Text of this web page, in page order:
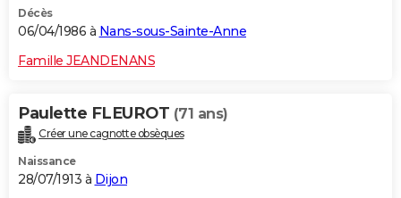
Décès
06/04/1986 à Nans-sous-Sainte-Anne
Famille JEANDENANS
Paulette FLEUROT (71 ans)
Créer une cagnotte obsèques
Naissance
28/07/1913 à Dijon